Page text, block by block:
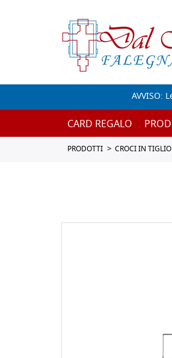
AVVISO:
CARD REGALO
PRODOTTI CROCI IN TIGLIO